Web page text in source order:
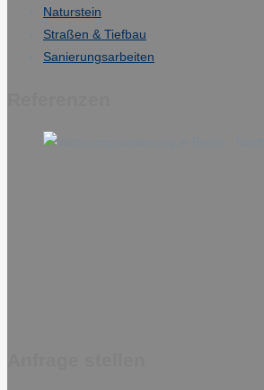
Naturstein
Straßen & Tiefbau
Sanierungsarbeiten